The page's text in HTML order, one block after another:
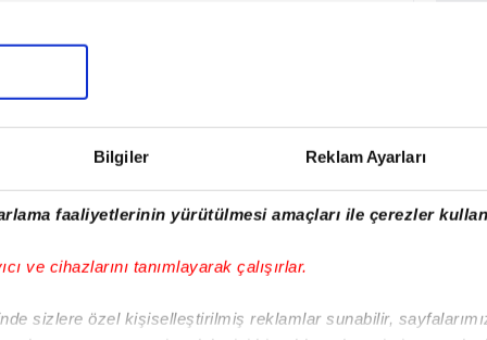
Bilgiler Reklam Ayarları
faaliyetlerinin yürütülmesi amaçları ile çerezler
ve cihazlarını tanımlayarak çalışırlar.
sizlere özel kişiselleştirilmiş reklamlar sunabilir,
1 0
Oynama
2
Kırmızı Kart 0